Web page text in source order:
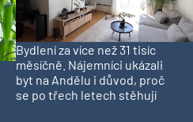
Bydlení za více než 31 tisíc
měsíčně. Nájemníci ukázali
byt na Andělu i důvod, proč
se po třech letech stěhují